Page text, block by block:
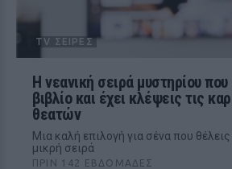
TV ΣΕΙΡΈΣ
Η νεανική σειρά μυστηρίου που
βιβλίο και έχει κλέψεις τις
θεατών
Μια καλή επιλογή για σένα που θέλεις
μικρή σειρά
ΠΡΙΝ 142 ΕΒΔΟΜΆΔΕΣ